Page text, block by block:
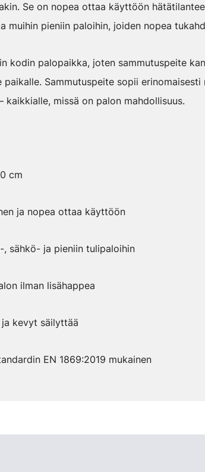
Se on nopea ottaa käyttöön
muihin pieniin paloihin, joiden nopea
kodin palopaikka, joten sammutuspeite
paikalle. Sammutuspeite sopii
kaikkialle, missä on palon mahdollisuus.
cm
ja nopea ottaa käyttöön
, sähkö- ja pieniin tulipaloihin
ilman lisähappea
kevyt säilyttää
EN 1869:2019 mukainen